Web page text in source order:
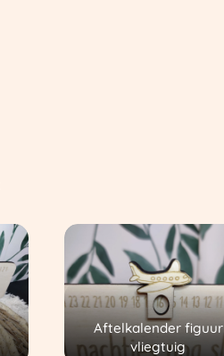
Aftelkalender figuur
vliegtuig